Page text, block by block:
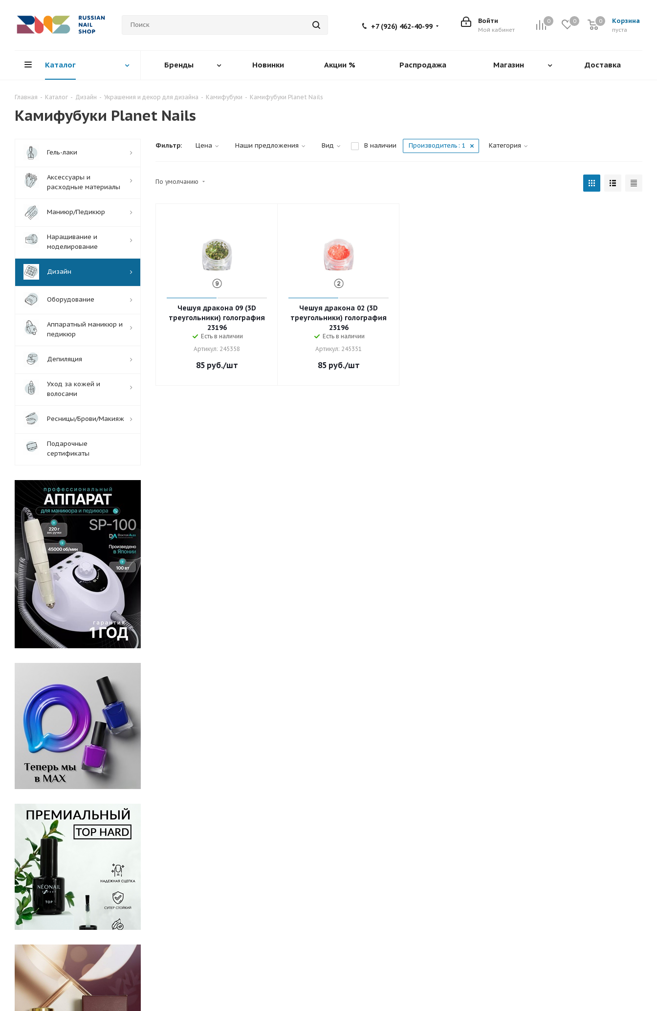
0 0 Корзина
0
пуста
0
Войти
Мой кабинет
+7 (926) 462-40-99
Каталог Бренды Новинки Акции % Распродажа Магазин Доставка
Главная - Каталог - Дизайн - Украшения и декор для дизайна - Камифубуки - Камифубуки Planet Nails
Камифубуки Planet Nails
Фильтр: Цена Наши предложения Вид В наличии Производитель: 1 Категория
По умолчанию
Чешуя дракона 09 (3D
треугольники) голография
23196
Есть в наличии
Артикул: 245358
85руб./шт
Чешуя дракона 02 (3D
треугольники) голография
23196
Есть в наличии
Артикул: 245351
85руб./шт
Гель-лаки
Аксессуары и
расходные материалы
Маниюр/Педикюр
Наращивание и
моделирование
Дизайн
Оборудование
Аппаратный маникюр и
педикюр
Депиляция
Уход за кожей и
волосами
Ресницы/Брови/Макияж
Подарочные
сертификаты